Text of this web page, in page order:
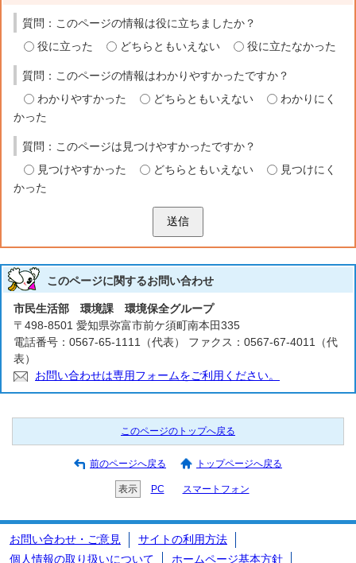
質問：このページの情報は役に立ちましたか？
役に立った
どちらともいえない 役に立たなかった
質問：このページの情報はわかりやすかったですか？
わかりやすかった
どちらともいえない
わかりにく
かった
質問：このページは見つけやすかったですか？
見つけやすかった
どちらともいえない
見つけにく
かった
送信
このページに関するお問い合わせ
市民生活部 環境課 環境保全グループ
〒498-8501 愛知県弥富市前ケ須町南本田335
電話番号：0567-65-1111（代表） ファクス：0567-67-4011（代
表）
お問い合わせは専用フォームをご利用ください。
このページのトップへ戻る
前のページへ戻る トップページへ戻る
表示 PC スマートフォン
お問い合わせ・ご意見
サイトの利用方法
個人情報の取り扱いについて
ホームページ基本方針